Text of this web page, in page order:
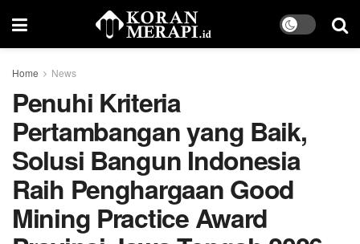
Home News
Penuhi Kriteria
Pertambangan yang Baik,
Solusi Bangun Indonesia
Raih Penghargaan Good
Mining Practice Award